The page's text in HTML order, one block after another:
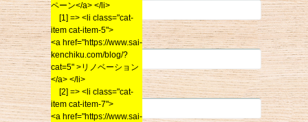
メール*
サイト
ペーン</a> </li>
[1] => <li class="cat-
item cat-item-5">
<a href="https://www.sai-
kenchiku.com/blog/?
cat=5" >リノベーション
</a> </li>
[2] => <li class="cat-
item cat-item-7">
<a href="https://www.sai-